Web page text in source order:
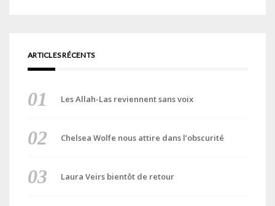
ARTICLES RÉCENTS
Les Allah-Las reviennent sans voix
Chelsea Wolfe nous attire dans l’obscurité
Laura Veirs bientôt de retour